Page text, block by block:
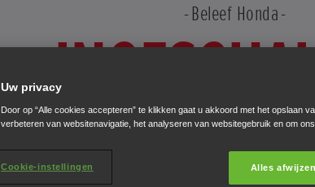
Beleef Honda
Industriële toepassing vraagt om
duurzaamheid en kosteneffectieve
kunt er altijd op rekenen dat een
Uw privacy
Door op “Alle cookies accepteren” te klikken gaat u akkoord met het opslaan
verbeteren van websitenavigatie, het analyseren van websitegebruik en om
Alles afwijzen
Cookie-instellingen